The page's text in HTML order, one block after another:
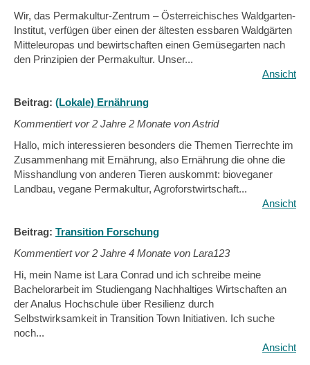
Wir, das Permakultur-Zentrum – Österreichisches Waldgarten-
Institut, verfügen über einen der ältesten essbaren Waldgärten
Mitteleuropas und bewirtschaften einen Gemüsegarten nach
den Prinzipien der Permakultur. Unser...
Ansicht
Beitrag: (Lokale) Ernährung
Kommentiert vor2 Jahre 2 Monate von Astrid
Hallo, mich interessieren besonders die Themen Tierrechte im
Zusammenhang mit Ernährung, also Ernährung die ohne die
Misshandlung von anderen Tieren auskommt: bioveganer
Landbau, vegane Permakultur, Agroforstwirtschaft...
Ansicht
Beitrag: Transition Forschung
Kommentiert vor2 Jahre 4 Monate von Lara123
Hi, mein Name ist Lara Conrad und ich schreibe meine
Bachelorarbeit im Studiengang Nachhaltiges Wirtschaften an
der Analus Hochschule über Resilienz durch
Selbstwirksamkeit in Transition Town Initiativen. Ich suche
noch...
Ansicht